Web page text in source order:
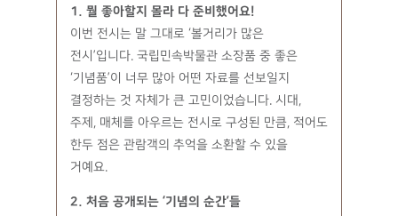
1. 뭘 좋아할지 몰라 다 준비했어요!
이번 전시는 말 그대로 ‘볼거리가 많은
전시’입니다. 국립민속박물관 소장품 중 좋은
‘기념품’이 너무 많아 어떤 자료를 선보일지
결정하는 것 자체가 큰 고민이었습니다. 시대,
주제, 매체를 아우르는 전시로 구성된 만큼, 적어도
한두 점은 관람객의 추억을 소환할 수 있을
거예요.
2. 처음 공개되는 ‘기념의 순간’들